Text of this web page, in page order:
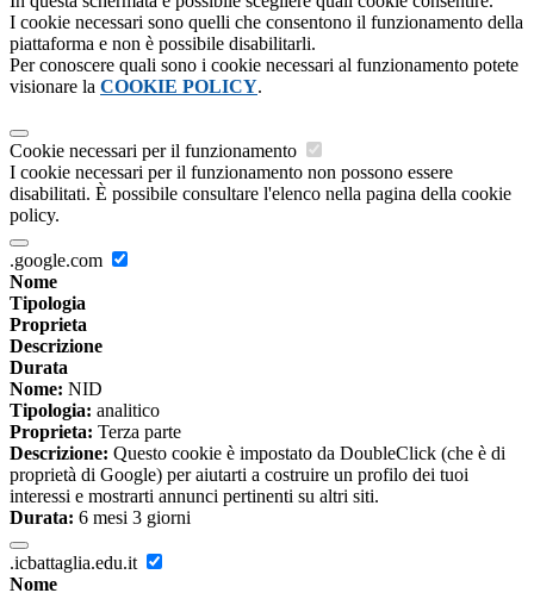
I cookie necessari sono quelli che consentono il funzionamento della
piattaforma e non è possibile disabilitarli.
Per conoscere quali sono i cookie necessari al funzionamento potete
visionare la COOKIE POLICY.
Cookie necessari per il funzionamento
I cookie necessari per il funzionamento non possono essere
disabilitati. È possibile consultare l'elenco nella pagina della cookie
policy.
.google.com
Nome
Tipologia
Proprieta
Descrizione
Durata
Nome: NID
Tipologia: analitico
Proprieta: Terza parte
Descrizione: Questo cookie è impostato da DoubleClick (che è di
proprietà di Google) per aiutarti a costruire un profilo dei tuoi
interessi e mostrarti annunci pertinenti su altri siti.
Durata: 6 mesi 3 giorni
.icbattaglia.edu.it
Nome